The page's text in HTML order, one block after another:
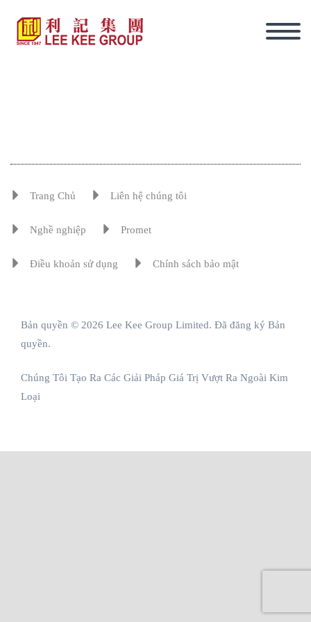
Trang Chủ Liên hệ chúng tôi
Nghề nghiệp Promet
Điều khoản sử dụng Chính sách bảo mật
Bản quyền © 2026 Lee Kee Group Limited. Đã đăng ký Bản
quyền.
Chúng Tôi Tạo Ra Các Giải Pháp Giá Trị Vượt Ra Ngoài Kim
Loại